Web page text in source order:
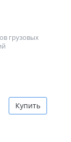
грузовых
Купить